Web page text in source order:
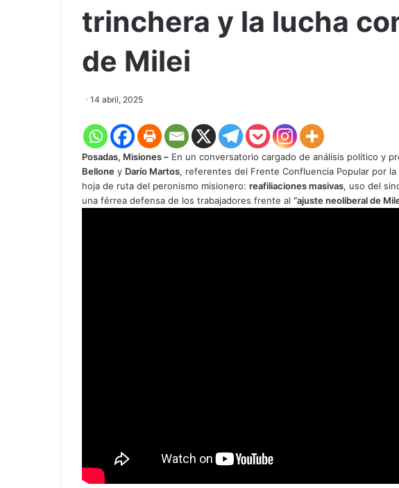
trinchera y la lucha
de Milei
14 abril, 2025
Posadas, Misiones – En un conversatorio cargado de análisis político y
Bellone y Darío Martos, referentes del Frente Confluencia Popular por la
hoja de ruta del peronismo misionero: reafiliaciones masivas, uso del
una férrea defensa de los trabajadores frente al “ajuste neoliberal de